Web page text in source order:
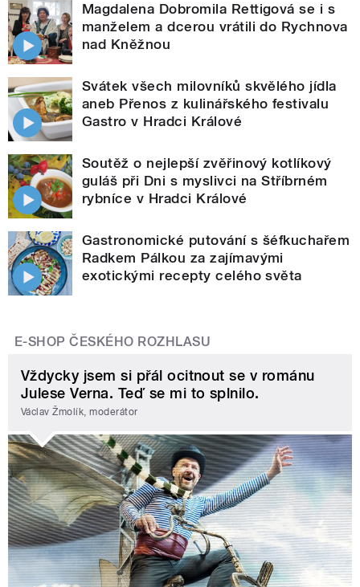
Magdalena Dobromila Rettigová se i s
manželem a dcerou vrátili do Rychnova
nad Kněžnou
Svátek všech milovníků skvělého jídla
aneb Přenos z kulinářského festivalu
Gastro v Hradci Králové
Soutěž o nejlepší zvěřinový kotlíkový
guláš při Dni s myslivci na Stříbrném
rybníce v Hradci Králové
Gastronomické putování s šéfkuchařem
Radkem Pálkou za zajímavými
exotickými recepty celého světa
E-SHOP ČESKÉHO ROZHLASU
Vždycky jsem si přál ocitnout se v románu
Julese Verna. Teď se mi to splnilo.
Václav Žmolík, moderátor